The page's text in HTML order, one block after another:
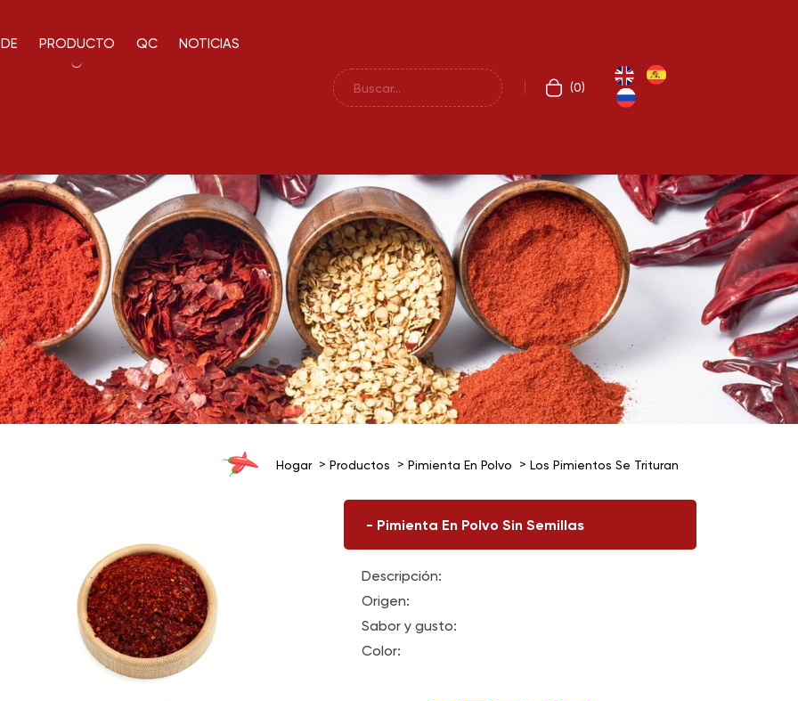
PRODUCTO QC NOTICIAS
(0)
Hogar Productos Pimienta En Polvo Los Pimientos Se Trituran
- Pimienta En Polvo Sin Semillas
Descripción:
Origen:
Sabor y gusto:
Color: